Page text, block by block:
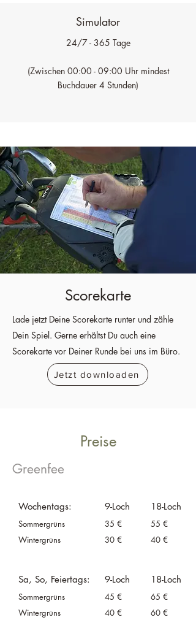
Simulator
24/7 - 365 Tage
(Zwischen 00:00 - 09:00 Uhr mindest
Buchdauer 4 Stunden)
Scorekarte
Lade jetzt Deine Scorekarte runter und zähle
Dein Spiel. Gerne erhältst Du auch eine
Scorekarte vor Deiner Runde bei uns im Büro.
Jetzt downloaden
Preise
Greenfee
Wochentags:
​Sommergrüns
Wintergrüns
9-Loch
35 €
30 €
18-Loch
55 €
40 €
Sa, So, Feiertags:
​Sommergrüns
Wintergrüns
18-Loch
65 €
60 €
9-Loch
45 €
40 €